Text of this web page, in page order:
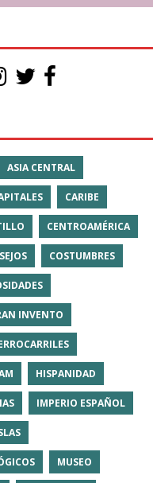
ASIA CENTRAL
CARIBE
CENTROAMÉRICA
COSTUMBRES
INVENTO
HISPANIDAD
IMPERIO ESPAÑOL
MUSEO